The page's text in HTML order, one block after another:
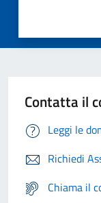
Contatta il
Leggi le
Richiedi
Chiama il